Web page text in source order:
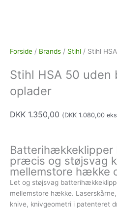
Forside / Brands / Stihl / Stihl
Stihl HSA 50 uden
oplader
DKK 1.350,00 (DKK 1.080,00
Batterihækkeklipper
præcis og støjsvag
mellemstore hække
Let og støjsvag
mellemstore hække.
knive, knivgeometri i patenteret